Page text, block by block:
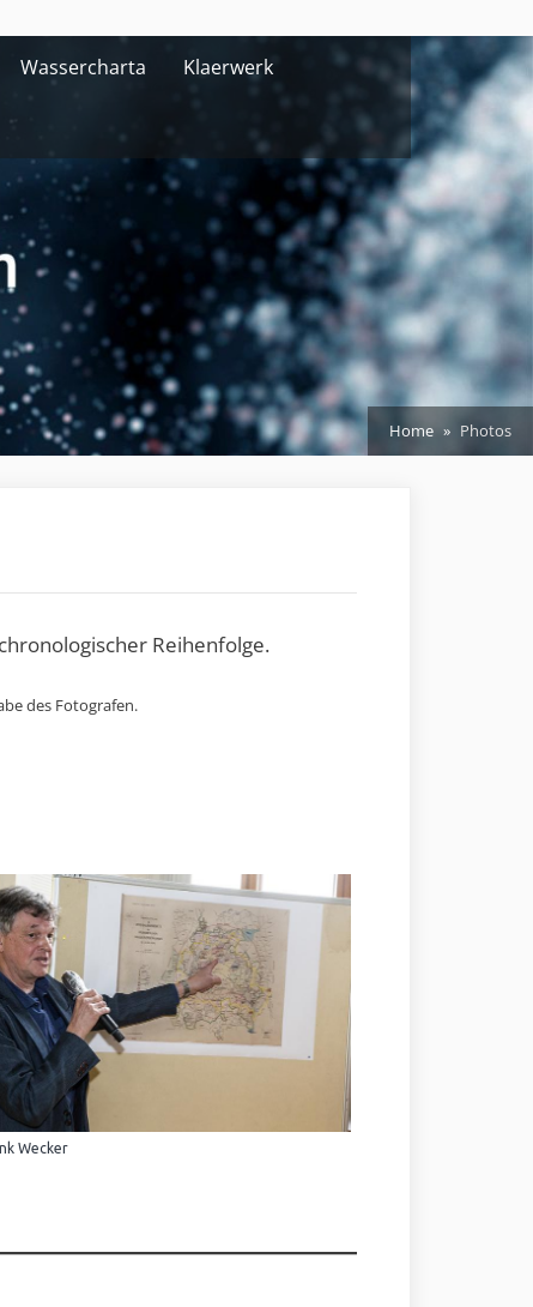
Wassercharta Klaerwerk
Home Photos
Reihenfolge.
des Fotografen.
Wecker